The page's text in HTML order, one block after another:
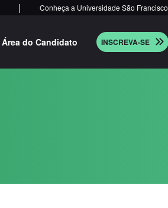
| Conheça a Universidade São Francisco
Área do Candidato INSCREVA-SE